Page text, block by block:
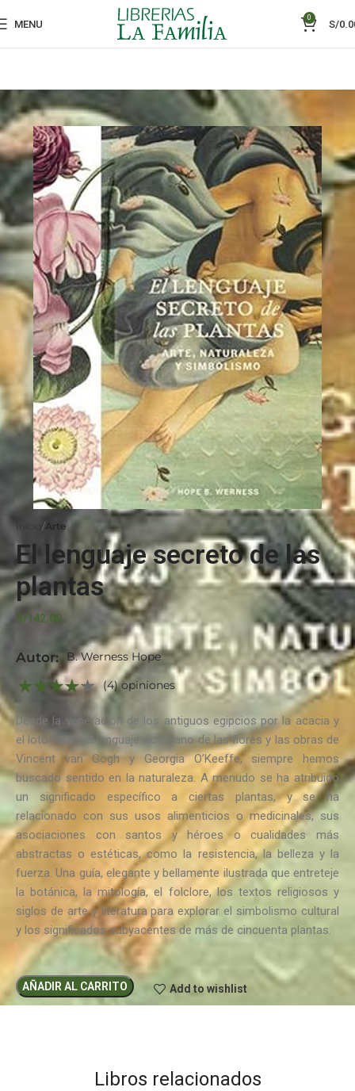
MENU
0
S/
Arte
El lenguaje secreto de las
plantas
S/142.00
Autor:
B. Werness Hope
(4) opiniones
Desde la veneración de los antiguos egipcios por la acacia y
el loto hasta el lenguaje victoriano de las flores y las obras de
Vincent van Gogh y Georgia O’Keeffe, siempre hemos
buscado sentido en la naturaleza. A menudo se ha atribuido
un significado específico a ciertas plantas, y se ha
relacionado con sus usos alimenticios o medicinales, sus
asociaciones con santos y héroes o cualidades más
abstractas o estéticas, como la resistencia, la belleza y la
fuerza. Una guía, elegante y bellamente ilustrada que entreteje
la botánica, la mitología, el folclore, los textos religiosos y
siglos de arte y literatura para explorar el simbolismo cultural
y los significados subyacentes de más de cincuenta plantas.
AÑADIR AL CARRITO Add to wishlist
Libros relacionados